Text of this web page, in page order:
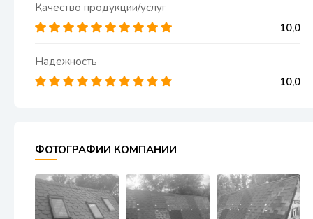
Качество продукции/услуг
10,00
Надежность
10,00
ФОТОГРАФИИ КОМПАНИИ